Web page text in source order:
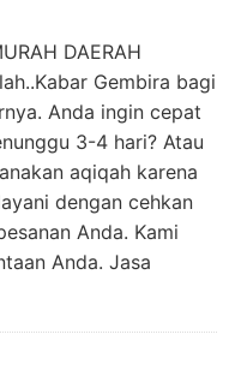
DAERAH
Gembira bagi
Anda ingin cepat
3-4 hari? Atau
aqiqah karena
dengan cehkan
Anda. Kami
Anda. Jasa